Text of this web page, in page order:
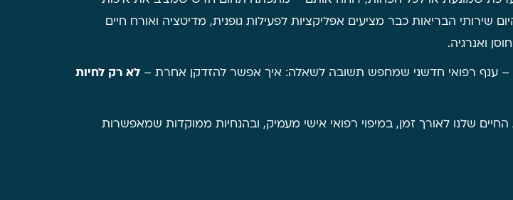
הבריאות כבר מציעים אפליקציות לפעילות גופנית, מדיטציה ואורח חיים
ואנרגיה.
לא רק לחיות
שלנו לאורך זמן, במיפוי רפואי אישי מעמיק, ובהנחיות ממוקדות שמאפשרות